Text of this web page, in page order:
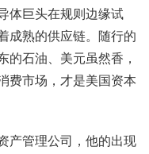
体巨头在规则边缘试
成熟的供应链。随行的
的石油、美元虽然香，
费市场，才是美国资本
产管理公司，他的出现